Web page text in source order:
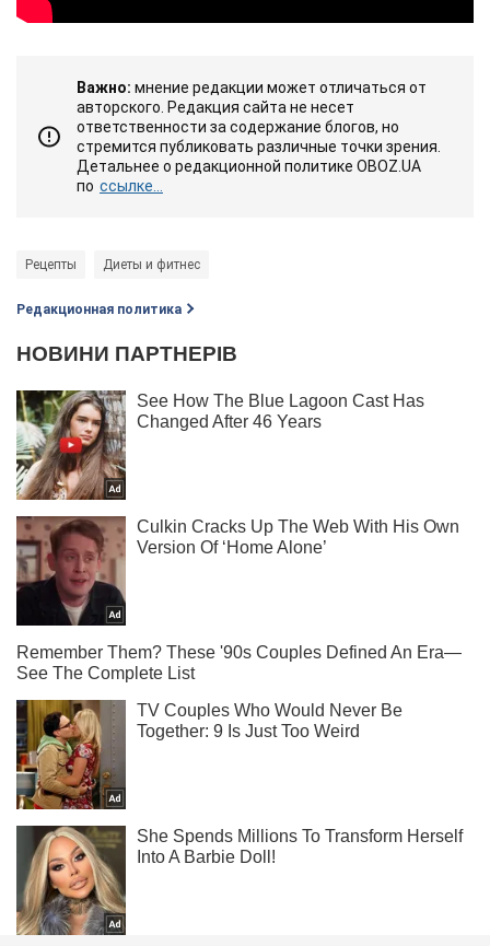
Важно: мнение редакции может отличаться от
авторского. Редакция сайта не несет
ответственности за содержание блогов, но
стремится публиковать различные точки зрения.
Детальнее о редакционной политике OBOZ.UA
по ссылке...
Рецепты Диеты и фитнес
Редакционная политика